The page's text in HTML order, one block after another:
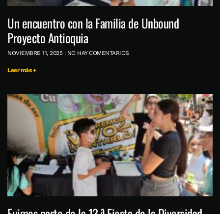
Un encuentro con la Familia de Unbound
Proyecto Antioquia
NOVIEMBRE 11, 2025 NO HAY COMENTARIOS
Leer más +